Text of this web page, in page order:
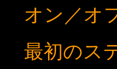
オン／オ
最初のス